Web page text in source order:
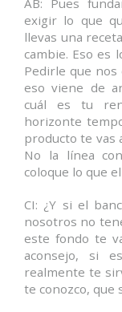
exigir lo que
llevas una
cambie. Eso es
Pedirle que
eso viene de
cuál es tu
horizonte
producto te vas
No la línea
coloque lo que
CI: ¿Y si el
nosotros no
este fondo te
aconsejo, si
realmente te
te conozco, que